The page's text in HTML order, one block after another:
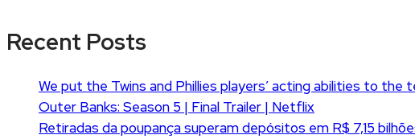
Recent Posts
We put the Twins and Phillies players’ acting abilities to the
Outer Banks: Season 5 | Final Trailer | Netflix
Retiradas da poupança superam depósitos em R$ 7,15